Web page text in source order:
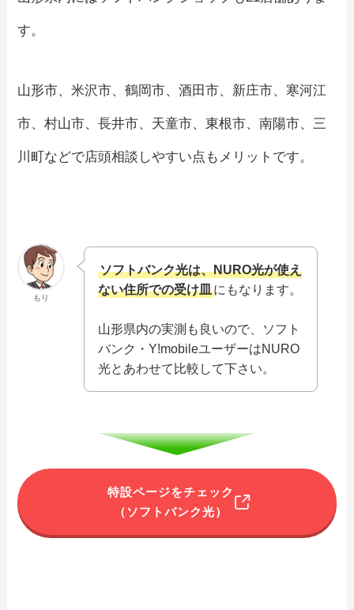
す。
山形市、米沢市、鶴岡市、酒田市、新庄市、寒河江
市、村山市、長井市、天童市、東根市、南陽市、三
川町などで店頭相談しやすい点もメリットです。
もり
ソフトバンク光は、NURO光が使え
ない住所での受け皿にもなります。
山形県内の実測も良いので、ソフト
バンク・Y!mobileユーザーはNURO
光とあわせて比較して下さい。
特設ページをチェック
（ソフトバンク光）